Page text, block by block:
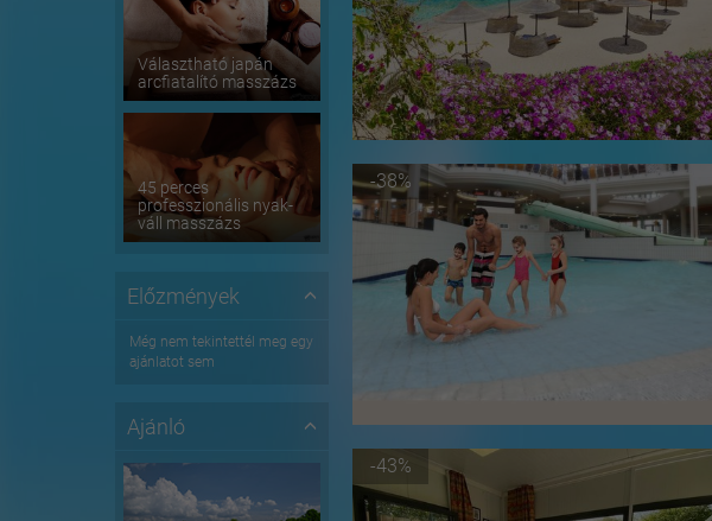
Választható japán
arcfiatalító masszázs
45 perces
professzionális nyak-
váll masszázs
Előzmények
Még nem tekintettél meg egy
ajánlatot sem
Ajánló
-38%
-43%